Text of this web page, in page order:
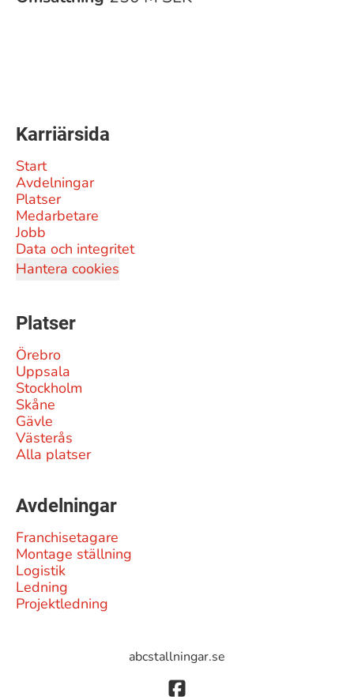
Karriärsida
Start
Avdelningar
Platser
Medarbetare
Jobb
Data och integritet
Hantera cookies
Platser
Örebro
Uppsala
Stockholm
Skåne
Gävle
Västerås
Alla platser
Avdelningar
Franchisetagare
Montage ställning
Logistik
Ledning
Projektledning
abcstallningar.se